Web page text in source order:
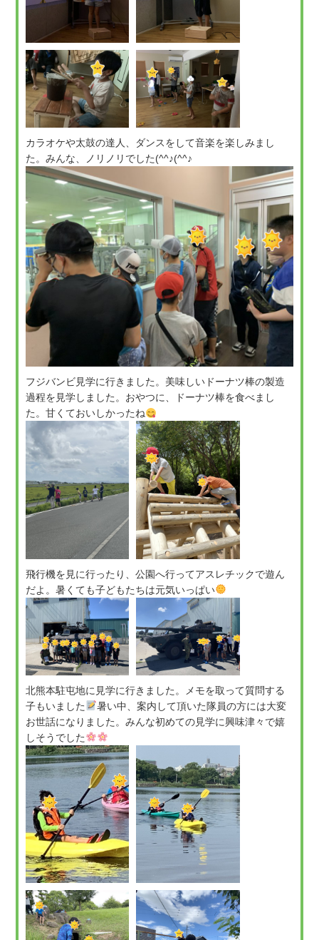
カラオケや太鼓の達人、ダンスをして音楽を楽しみまし
た。みんな、ノリノリでした(^^♪(^^♪
フジバンビ見学に行きました。美味しいドーナツ棒の製造
過程を見学しました。おやつに、ドーナツ棒を食べまし
た。甘くておいしかったね
飛行機を見に行ったり、公園へ行ってアスレチックで遊ん
だよ。暑くても子どもたちは元気いっぱい
北熊本駐屯地に見学に行きました。メモを取って質問する
子もいました
暑い中、案内して頂いた隊員の方には大変
お世話になりました。みんな初めての見学に興味津々で嬉
しそうでした